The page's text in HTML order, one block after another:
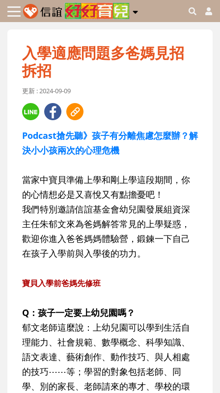
入學適應問題多爸媽見招
拆招
更新 : 2024-09-09
Podcast搶先聽》孩子有分離焦慮怎麼辦？解
決小小孩兩次的心理危機
當家中寶貝準備上學和剛上學這段期間，你
的心情想必是又喜悅又有點擔憂吧！
我們特別邀請信誼基金會幼兒園發展組資深
主任朱郁文來為爸媽解答常見的上學疑惑，
歡迎你進入爸爸媽媽體驗營，鍛鍊一下自己
在孩子入學前與入學後的功力。
寶貝入學前爸媽先修班
Q：孩子一定要上幼兒園嗎？
郁文老師這麼說：上幼兒園可以學到生活自
理能力、社會規範、數學概念、科學知識、
語文表達、藝術創作、動作技巧、與人相處
的技巧⋯⋯等；學習的對象包括老師、同
學、別的家長、老師請來的專才、學校的環